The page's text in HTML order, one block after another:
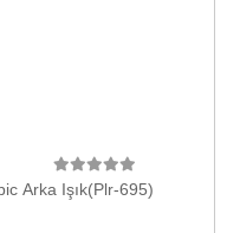
Arka Işık(Plr-695)